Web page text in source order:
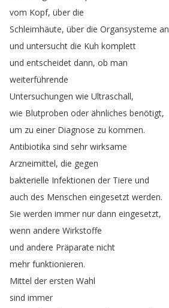
vom Kopf, über die
Schleimhäute, über die Organsysteme an
und untersucht die Kuh komplett
und entscheidet dann, ob man
weiterführende
Untersuchungen wie Ultraschall,
wie Blutproben oder ähnliches benötigt,
um zu einer Diagnose zu kommen.
Antibiotika sind sehr wirksame
Arzneimittel, die gegen
bakterielle Infektionen der Tiere und
auch des Menschen eingesetzt werden.
Sie werden immer nur dann eingesetzt,
wenn andere Wirkstoffe
und andere Präparate nicht
mehr funktionieren.
Mittel der ersten Wahl
sind immer